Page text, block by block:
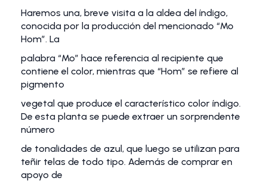
Haremos una, breve visita a la aldea del índigo,
conocida por la producción del mencionado “Mo
Hom”. La
palabra “Mo” hace referencia al recipiente que
contiene el color, mientras que “Hom” se refiere al
pigmento
vegetal que produce el característico color índigo.
De esta planta se puede extraer un sorprendente
número
de tonalidades de azul, que luego se utilizan para
teñir telas de todo tipo. Además de comprar en
apoyo de